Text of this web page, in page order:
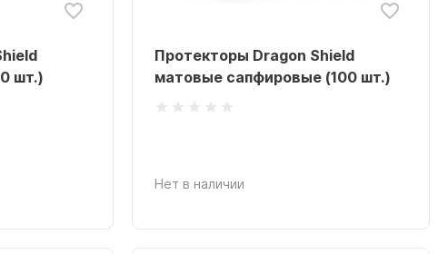
шт.)
Протекторы Dragon Shield
матовые сапфировые (100 шт.)
Нет в наличии